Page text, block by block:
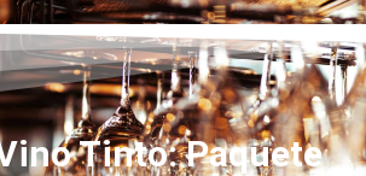
Tinto: Paquete